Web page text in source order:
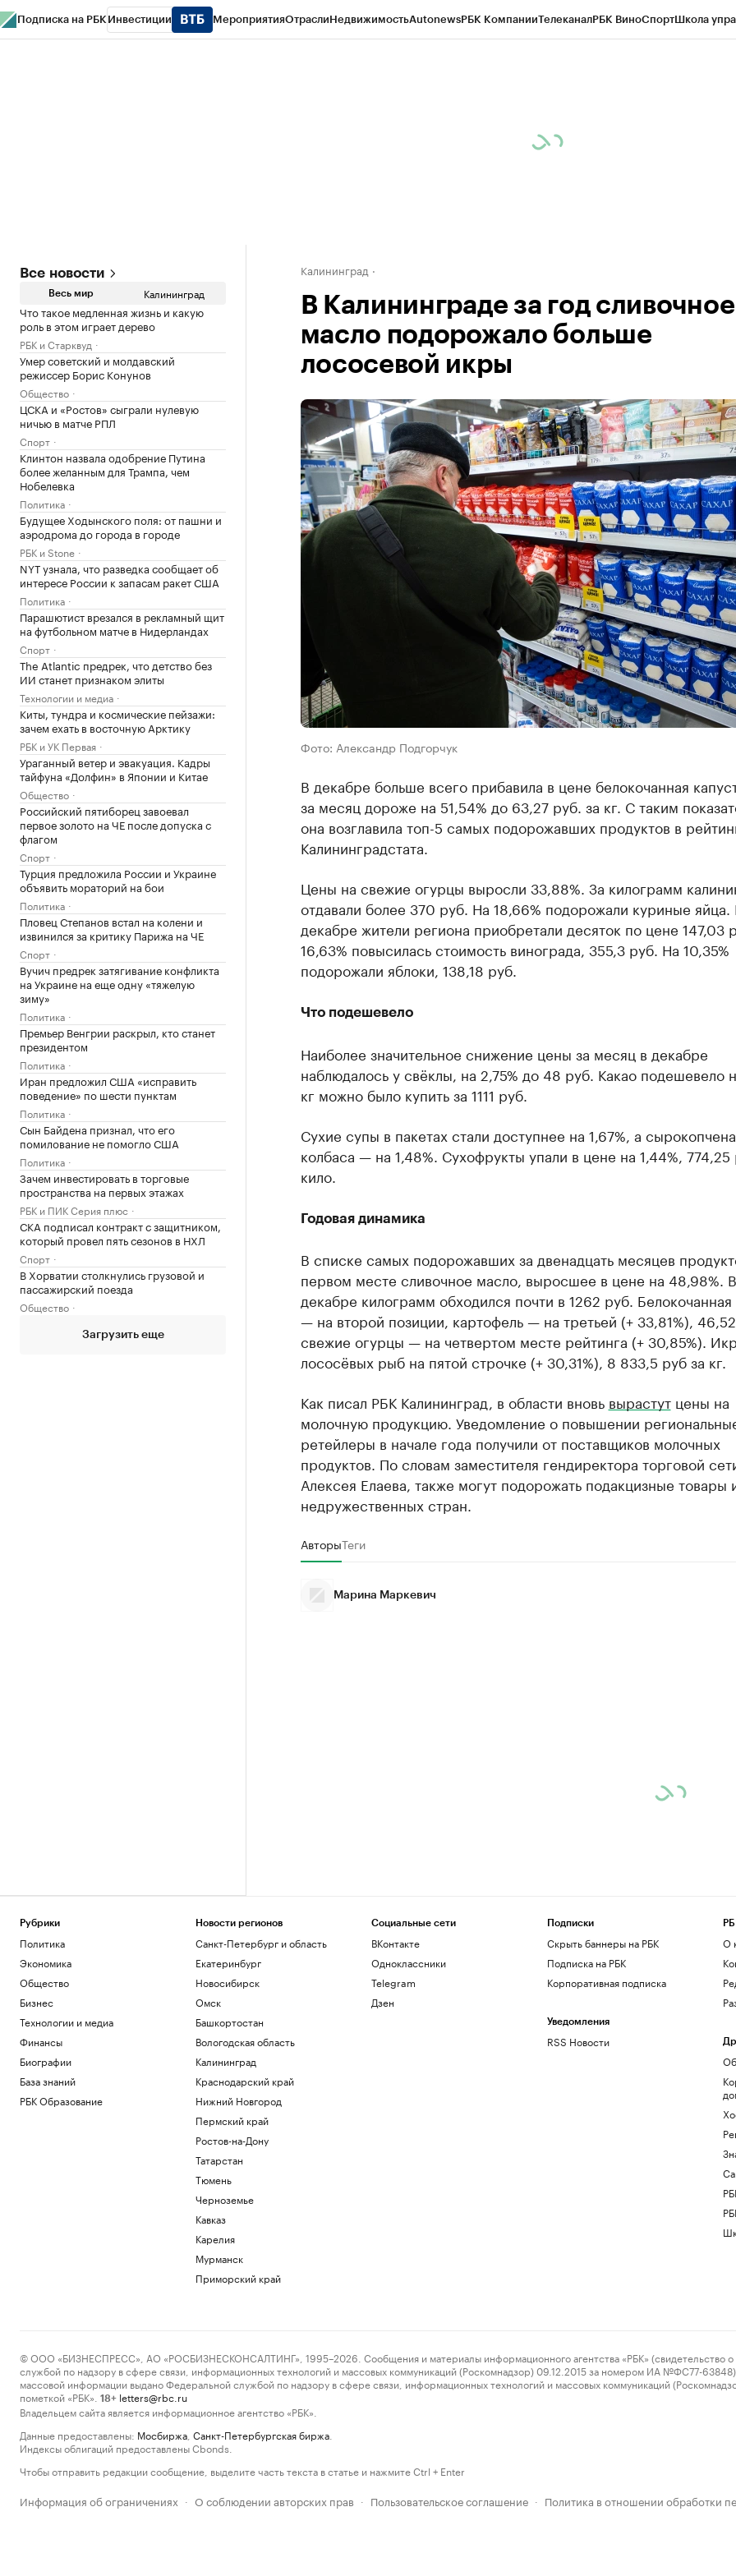
Подписка на РБК Инвестиции МероприятияОтраслиНедвижимостьAutonewsРБК КомпанииТелеканалРБК ВиноСпортШкола
Все новости
Весь мир Калининград
Что такое медленная жизнь и какую
роль в этом играет дерево
РБК и Старквуд
Умер советский и молдавский
режиссер Борис Конунов
Общество
ЦСКА и «Ростов» сыграли нулевую
ничью в матче РПЛ
Спорт
Клинтон назвала одобрение Путина
более желанным для Трампа, чем
Нобелевка
Политика
Будущее Ходынского поля: от пашни и
аэродрома до города в городе
РБК и Stone
NYT узнала, что разведка сообщает об
интересе России к запасам ракет США
Политика
Парашютист врезался в рекламный щит
на футбольном матче в Нидерландах
Спорт
The Atlantic предрек, что детство без
ИИ станет признаком элиты
Технологии и медиа
Киты, тундра и космические пейзажи:
зачем ехать в восточную Арктику
РБК и УК Первая
Ураганный ветер и эвакуация. Кадры
тайфуна «Долфин» в Японии и Китае
Общество
Российский пятиборец завоевал
первое золото на ЧЕ после допуска с
флагом
Спорт
Турция предложила России и Украине
объявить мораторий на бои
Политика
Пловец Степанов встал на колени и
извинился за критику Парижа на ЧЕ
Спорт
Вучич предрек затягивание конфликта
на Украине на еще одну «тяжелую
зиму»
Политика
Премьер Венгрии раскрыл, кто станет
президентом
Политика
Иран предложил США «исправить
поведение» по шести пунктам
Политика
Сын Байдена признал, что его
помилование не помогло США
Политика
Зачем инвестировать в торговые
пространства на первых этажах
РБК и ПИК Серия плюс
СКА подписал контракт с защитником,
который провел пять сезонов в НХЛ
Спорт
В Хорватии столкнулись грузовой и
пассажирский поезда
Общество
Загрузить еще
Калининград
В Калининграде за год сливочное
масло подорожало больше
лососевой икры
Фото: Александр Подгорчук
В декабре больше всего прибавила в цене белокочанная
за месяц дороже на 51,54% до 63,27 руб. за кг. С таким
она возглавила топ-5 самых подорожавших продуктов в
Калининградстата.
Цены на свежие огурцы выросли 33,88%. За килограмм
отдавали более 370 руб. На 18,66% подорожали куриные яйца.
декабре жители региона приобретали десяток по цене 147,03
16,63% повысилась стоимость винограда, 355,3 руб. На 10,35%
подорожали яблоки, 138,18 руб.
Что подешевело
Наиболее значительное снижение цены за месяц в декабре
наблюдалось у свёклы, на 2,75% до 48 руб. Какао подешевело
кг можно было купить за 1111 руб.
Сухие супы в пакетах стали доступнее на 1,67%, а
колбаса — на 1,48%. Сухофрукты упали в цене на 1,44%, 774,25
кило.
Годовая динамика
В списке самых подорожавших за двенадцать месяцев
первом месте сливочное масло, выросшее в цене на 48,98%. В
декабре килограмм обходился почти в 1262 руб. Белокочанная
— на второй позиции, картофель — на третьей (+ 33,81%),
свежие огурцы — на четвертом месте рейтинга (+ 30,85%).
лососёвых рыб на пятой строчке (+ 30,31%), 8 833,5 руб за кг.
Как писал РБК Калининград, в области вновь вырастутцены на
молочную продукцию. Уведомление о повышении
ретейлеры в начале года получили от поставщиков молочных
продуктов. По словам заместителя гендиректора торговой
Алексея Елаева, также могут подорожать подакцизные товары
недружественных стран.
АвторыТеги
Марина Маркевич
Рубрики
Политика
Экономика
Общество
Бизнес
Технологии и медиа
Финансы
Биографии
База знаний
РБК Образование
Новости регионов
Санкт-Петербург и область
Екатеринбург
Новосибирск
Омск
Башкортостан
Вологодская область
Калининград
Краснодарский край
Нижний Новгород
Пермский край
Ростов-на-Дону
Татарстан
Тюмень
Черноземье
Кавказ
Карелия
Мурманск
Приморский край
Социальные сети
ВКонтакте
Одноклассники
Telegram
Дзен
Подписки
Скрыть баннеры на РБК
Подписка на РБК
Корпоративная подписка
Уведомления
RSS Новости
О
© ООО «БИЗНЕСПРЕСС», АО «РОСБИЗНЕСКОНСАЛТИНГ», 1995–2026. Сообщения и материалы информационного агентства «РБК» (свидетельство о
службой по надзору в сфере связи, информационных технологий и массовых коммуникаций (Роскомнадзор) 09.12.2015 за номером ИА №ФС77-63848)
массовой информации выдано Федеральной службой по надзору в сфере связи, информационных технологий и массовых коммуникаций
пометкой «РБК».
18+ letters@rbc.ru
Владельцем сайта является информационное агентство «РБК».
Данные предоставлены: Мосбиржа Санкт-Петербургская биржа
Индексы облигаций предоставлены Cbonds.
Чтобы отправить редакции сообщение, выделите часть текста в статье и нажмите Ctrl + Enter
Информация об ограничениях · О соблюдении авторских прав · Пользовательское соглашение · Политика в отношении обработки